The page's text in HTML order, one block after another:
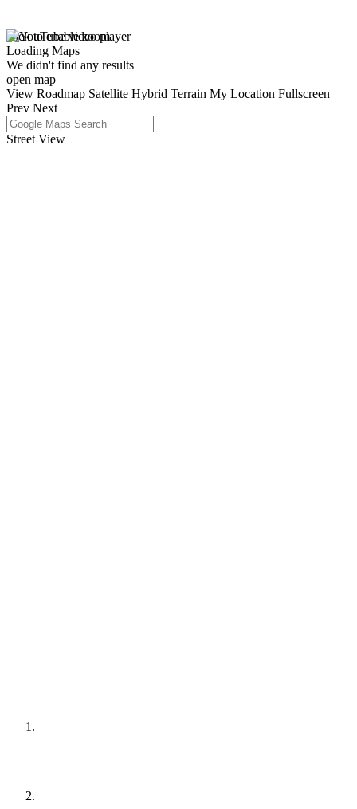
click to enable zoom
Loading Maps
We didn't find any results
open map
View Roadmap Satellite Hybrid Terrain My Location Fullscreen
Prev Next
Street View